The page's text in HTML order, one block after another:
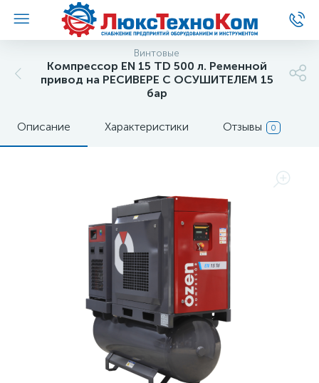
Винтовые
Компрессор EN 15 TD 500 л. Ременной
привод на РЕСИВЕРЕ С ОСУШИТЕЛЕМ 15
бар
Описание Характеристики Отзывы 0